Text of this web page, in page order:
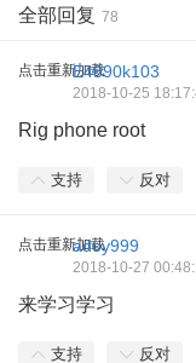
全部回复 78
点击重新加载E4890k103
2018-10-25
Rig phone root
支持 反对
点击重新加载adoy999
2018-10-27
来学习学习
支持 反对